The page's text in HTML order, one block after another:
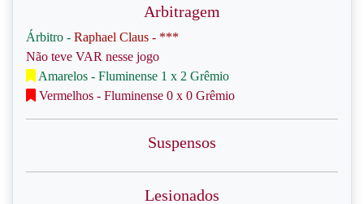
Arbitragem
Árbitro - Raphael Claus - ***
Não teve VAR nesse jogo
Amarelos - Fluminense 1 x 2 Grêmio
Vermelhos - Fluminense 0 x 0 Grêmio
Suspensos
Lesionados